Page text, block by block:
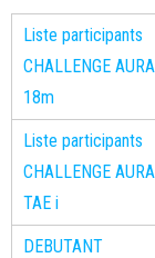
Liste participants
CHALLENGE AURA
18m
Liste participants
CHALLENGE AURA
TAE i
DEBUTANT